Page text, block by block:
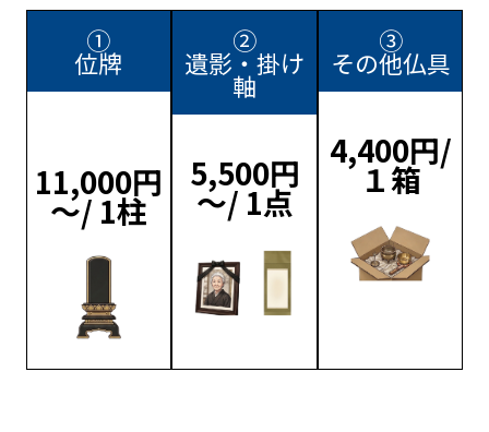
①
位牌
11,000円
～/ 1柱
②
遺影・掛け
軸
5,500円
～/ 1点
③
その他仏具
4,400円/
１箱